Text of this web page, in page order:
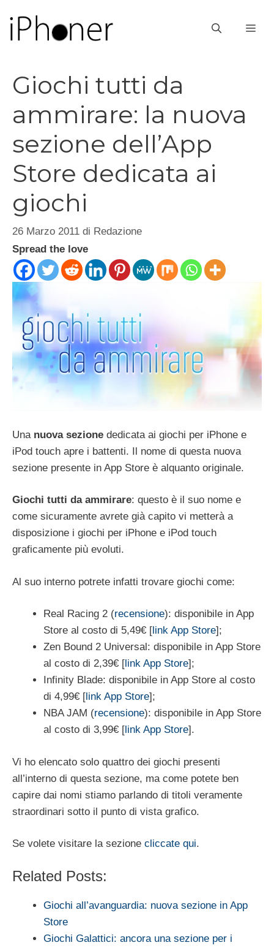
contenuto
Giochi tutti da
ammirare: la nuova
sezione dell’App
Store dedicata ai
giochi
26 Marzo 2011 di Redazione
Spread the love
Una nuova sezione dedicata ai giochi per iPhone e
iPod touch apre i battenti. Il nome di questa nuova
sezione presente in App Store è alquanto originale.
Giochi tutti da ammirare: questo è il suo nome e
come sicuramente avrete già capito vi metterà a
disposizione i giochi per iPhone e iPod touch
graficamente più evoluti.
Al suo interno potrete infatti trovare giochi come:
Real Racing 2 (recensione): disponibile in App
Store al costo di 5,49€ [link App Store];
Zen Bound 2 Universal: disponibile in App Store
al costo di 2,39€ [link App Store];
Infinity Blade: disponibile in App Store al costo
di 4,99€ [link App Store];
NBA JAM (recensione): disponibile in App Store
al costo di 3,99€ [link App Store].
Vi ho elencato solo quattro dei giochi presenti
all’interno di questa sezione, ma come potete ben
capire dai nomi stiamo parlando di titoli veramente
straordinari sotto il punto di vista grafico.
Se volete visitare la sezione cliccate qui.
Related Posts:
Giochi all’avanguardia: nuova sezione in App
Store
Giochi Galattici: ancora una sezione per i